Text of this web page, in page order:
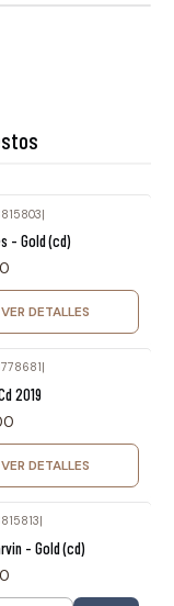
|
- Gold (cd)
VER DETALLES
2019
VER DETALLES
|
- Gold (cd)